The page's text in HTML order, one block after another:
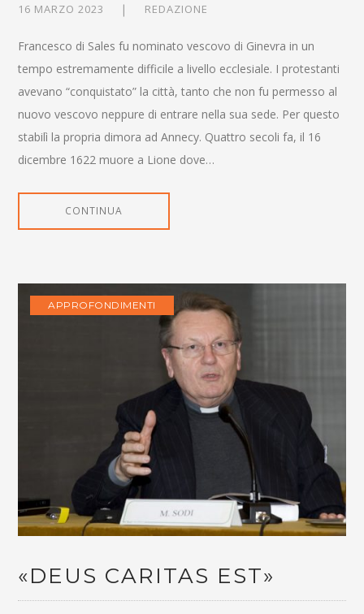
16 MARZO 2023 REDAZIONE
Francesco di Sales fu nominato vescovo di Ginevra in un
tempo estremamente difficile a livello ecclesiale. I protestanti
avevano “conquistato” la città, tanto che non fu permesso al
nuovo vescovo neppure di entrare nella sua sede. Per questo
stabilì la propria dimora ad Annecy. Quattro secoli fa, il 16
dicembre 1622 muore a Lione dove…
CONTINUA
APPROFONDIMENTI
«DEUS CARITAS EST»